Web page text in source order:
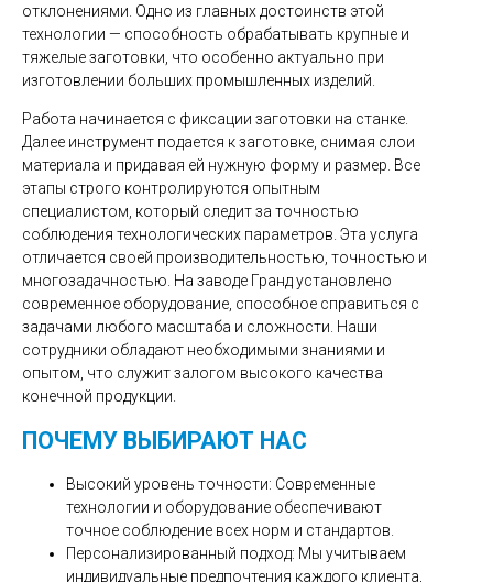
отклонениями. Одно из главных достоинств этой
технологии — способность обрабатывать крупные и
тяжелые заготовки, что особенно актуально при
изготовлении больших промышленных изделий.
Работа начинается с фиксации заготовки на станке.
Далее инструмент подается к заготовке, снимая слои
материала и придавая ей нужную форму и размер. Все
этапы строго контролируются опытным
специалистом, который следит за точностью
соблюдения технологических параметров. Эта услуга
отличается своей производительностью, точностью и
многозадачностью. На заводе Гранд установлено
современное оборудование, способное справиться с
задачами любого масштаба и сложности. Наши
сотрудники обладают необходимыми знаниями и
опытом, что служит залогом высокого качества
конечной продукции.
ПОЧЕМУ ВЫБИРАЮТ НАС
Высокий уровень точности: Современные
технологии и оборудование обеспечивают
точное соблюдение всех норм и стандартов.
Персонализированный подход: Мы учитываем
индивидуальные предпочтения каждого клиента,